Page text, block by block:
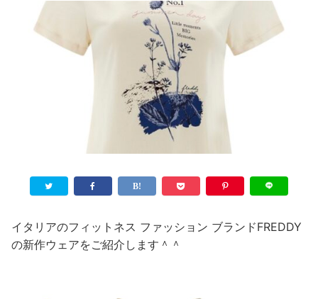
イタリアのフィットネス ファッション ブランドFREDDY
の新作ウェアをご紹介します＾＾